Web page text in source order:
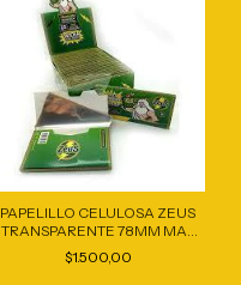
PAPELILLO CELULOSA ZEUS
TRANSPARENTE 78MM MAS
$1.500,00